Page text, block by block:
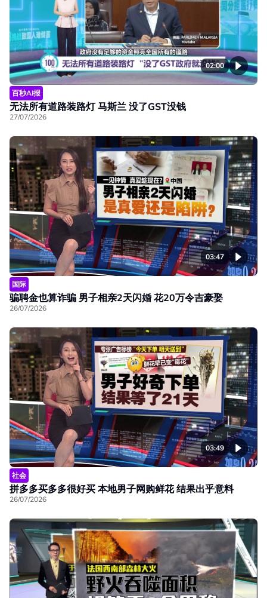
02:00
百秒AI报
无法所有道路装路灯 马斯兰 没了GST没钱
27/07/2026
03:47
国际
骗聘金也算诈骗 男子相亲2天闪婚 花20万令吉豪娶
26/07/2026
03:49
社会
拼多多买多多很好买 本地男子网购鲜花 结果出乎意料
26/07/2026